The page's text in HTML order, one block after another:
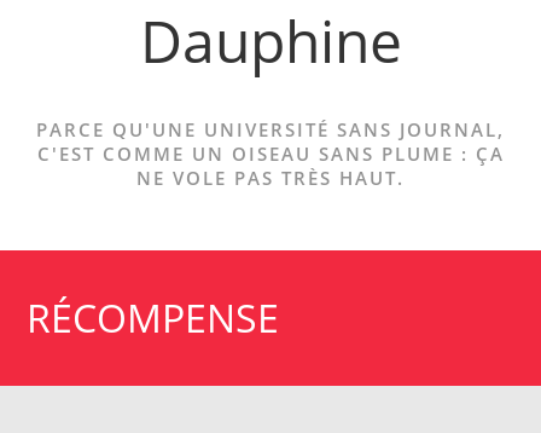
Dauphine
PARCE QU'UNE UNIVERSITÉ SANS JOURNAL,
C'EST COMME UN OISEAU SANS PLUME : ÇA
NE VOLE PAS TRÈS HAUT.
RÉCOMPENSE